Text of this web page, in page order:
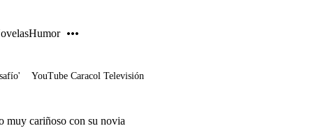
Humor
YouTube Caracol Televisión
muy cariñoso con su novia